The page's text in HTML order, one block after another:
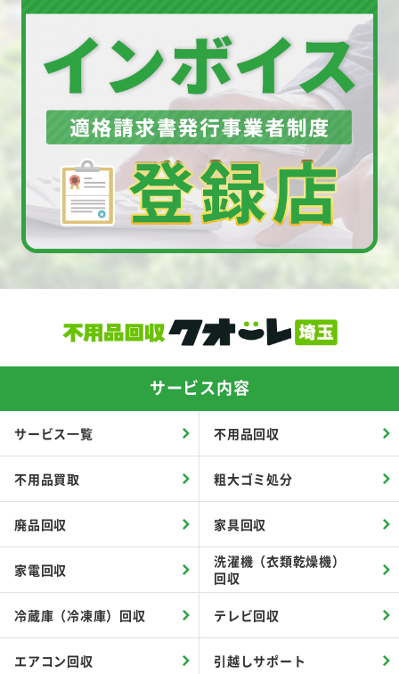
サービス内容
サービス一覧 不用品回収
不用品買取 粗大ゴミ処分
廃品回収 家具回収
家電回収
洗濯機（衣類乾燥機）
回収
冷蔵庫（冷凍庫）回収 テレビ回収
エアコン回収 引越しサポート